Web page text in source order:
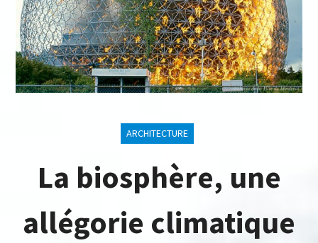
ARCHITECTURE
La biosphère, une
allégorie climatique